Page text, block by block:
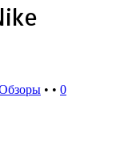
• • 0